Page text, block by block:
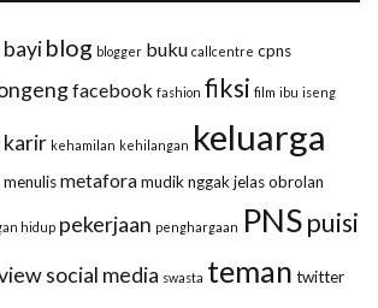
bayiblog blogger buku callcentre cpns
facebook fashion fiksi film ibu iseng
karir kehamilan kehilangan keluarga
menulismetaforamudiknggak jelasobrolan
hidup pekerjaan penghargaan PNSpuisi
social media swasta teman twitter